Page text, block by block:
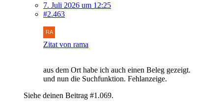
7. Juli 2026 um 12:25
#2.463
Zitat von rama
aus dem Ort habe ich auch einen Beleg gezeigt.
und nun die Suchfunktion. Fehlanzeige.
Siehe deinen Beitrag #1.069.